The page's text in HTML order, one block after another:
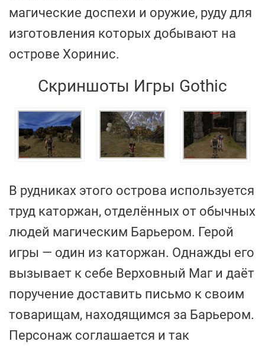
магические доспехи и оружие, руду для
изготовления которых добывают на
острове Хоринис.
Скриншоты Игры Gothic
В рудниках этого острова используется
труд каторжан, отделённых от обычных
людей магическим Барьером. Герой
игры — один из каторжан. Однажды его
вызывает к себе Верховный Маг и даёт
поручение доставить письмо к своим
товарищам, находящимся за Барьером.
Персонаж соглашается и так